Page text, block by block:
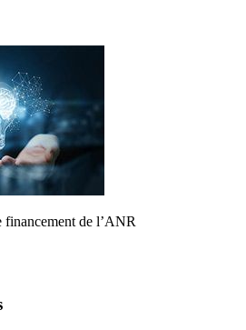
financement de l’ANR